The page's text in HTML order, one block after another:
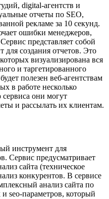
digital-агентств и
отчеты по SEO,
рекламе за 10 секунд.
ошибки менеджеров,
представляет собой
для создания отчетов. Это
визуализирована вся
и таргетированного
полезен веб-агентствам
в работе несколько
они могут
и рассылать их клиентам.
инструмент для
Сервис предусматривает
сайта (техническое
конкурентов. В сервисе
анализ сайта по
seo-параметров, который